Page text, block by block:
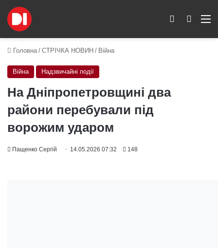
Пошук
Switch skin
Головна / СТРІЧКА НОВИН / Війна
Війна Надзвичайні події
На Дніпропетровщині два
райони перебували під
ворожим ударом
Пащенко Сергій 14.05.2026 07:32 148